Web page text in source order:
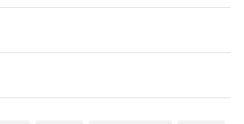
新潟県、山梨県、長野県、岐阜県、静岡
賀県、京都府、大阪府、兵庫県、奈良
島根県、岡山県、広島県、山口県、徳島
知県、福岡県、佐賀県、長崎県、熊本
児島県、沖縄県